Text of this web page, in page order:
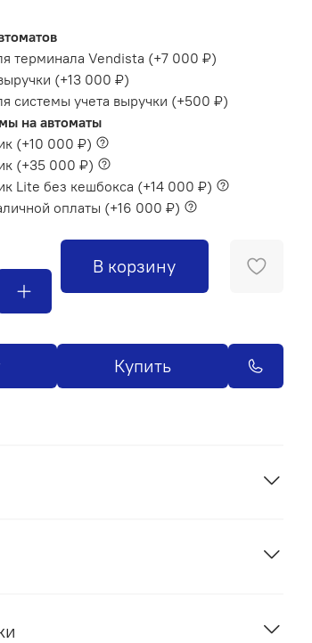
В корзину
Купить
терминала Vendista (+7 000 ₽)
(+13 000 ₽)
системы учета выручки (+500 ₽)
на автоматы
(+10 000 ₽)
(+35 000 ₽)
Lite без кешбокса (+14 000 ₽)
оплаты (+16 000 ₽)